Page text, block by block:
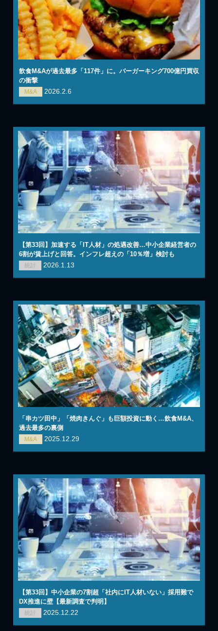
飲食M&Aが過去最多「117件」に。バーガーキング700億円買収
の衝撃
M&A
2026.2.6
【第33回】加速する「IT人材」の処遇改善…中小企業経営者の
6割が賃上げと回答。インフレ超えの「10％増」検討も
統計
2026.1.13
「串カツ田中」「焼肉きんぐ」も巨額投資に動く…飲食M&A、
過去最多の裏側
M&A
2025.12.29
【第33回】中小企業の7割超「社内にIT人材いない」採用難で
DX推進に壁【最新調査で判明】
統計
2025.12.22